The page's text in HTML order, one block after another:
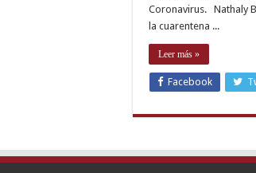
Coronavirus. Nathaly
la cuarentena ...
Leer más »
Facebook